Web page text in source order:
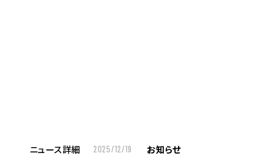
ニュース詳細 2025/12/19 お知らせ